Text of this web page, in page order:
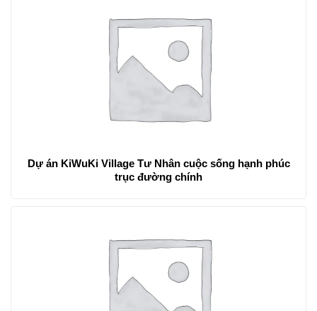
Dự án KiWuKi Village Tư Nhân cuộc sống hạnh phúc
trục đường chính